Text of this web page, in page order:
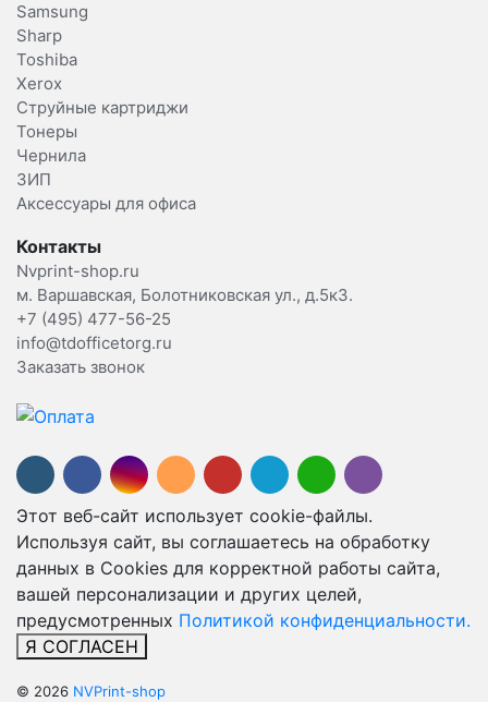
Samsung
Sharp
Toshiba
Xerox
Струйные картриджи
Тонеры
Чернила
ЗИП
Аксессуары для офиса
Контакты
Nvprint-shop.ru
м. Варшавская, Болотниковская ул., д.5к3.
+7 (495) 477-56-25
info@tdofficetorg.ru
Заказать звонок
Этот веб-сайт использует cookie-файлы.
Используя сайт, вы соглашаетесь на обработку
данных в Cookies для корректной работы сайта,
вашей персонализации и других целей,
предусмотренных Политикой конфиденциальности.
Я СОГЛАСЕН
© 2026 NVPrint-shop